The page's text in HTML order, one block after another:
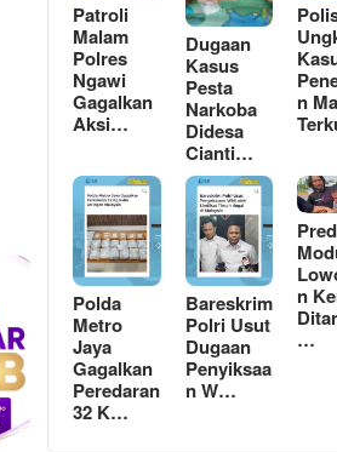
Patroli
Malam
Polres
Ngawi
Gagalkan
Aksi…
Dugaan
Kasus
Pesta
Narkoba
Didesa
Cianti…
n
Polda
Metro
Jaya
Gagalkan
Peredaran
32 K…
Bareskrim
Polri Usut
Dugaan
Penyiksaa
n W…
n
…